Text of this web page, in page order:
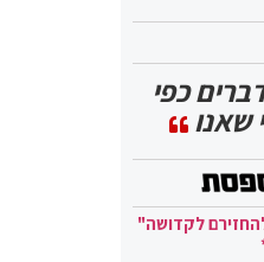
כפי
שאנו
לקדושה"